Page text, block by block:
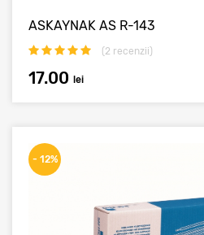
ASKAYNAK AS R-143
(2 recenzii)
17.00 lei
- 12%